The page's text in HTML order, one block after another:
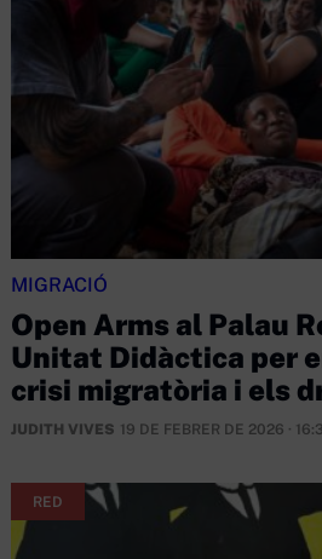
MIGRACIÓ
Open Arms al Palau
Unitat Didàctica per
crisi migratòria i els
JUDITH VIVES 19 DE FEBRER DE 2026 ·
RED